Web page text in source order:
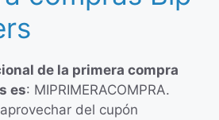
de la primera compra
es: MIPRIMERACOMPRA.
del cupón